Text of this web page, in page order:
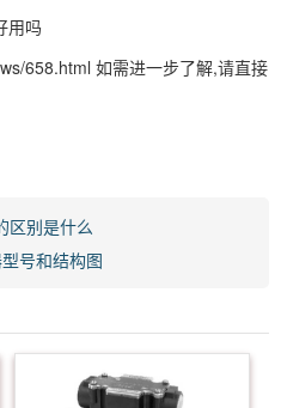
用吗
658.html 如需进一步了解,请直接
区别是什么
号和结构图